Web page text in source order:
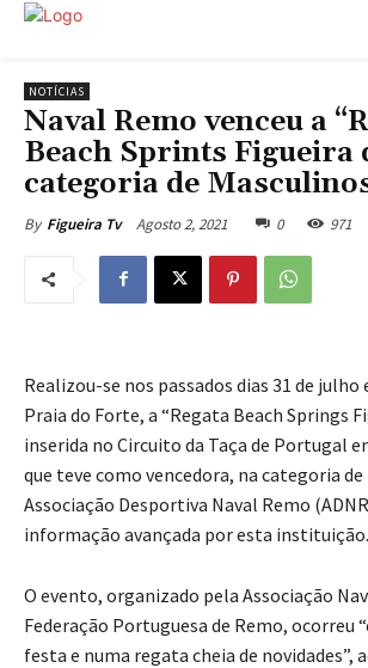
NOTÍCIAS
Naval Remo venceu a
Beach Sprints Figueira
categoria de
By Figueira Tv Agosto 2, 2021 0 971
Realizou-se nos passados dias 31 de julho
Praia do Forte, a “Regata Beach Springs
inserida no Circuito da Taça de Portugal
que teve como vencedora, na categoria de
Associação Desportiva Naval Remo
informação avançada por esta instituição.
O evento, organizado pela Associação
Federação Portuguesa de Remo, ocorreu
festa e numa regata cheia de novidades”,